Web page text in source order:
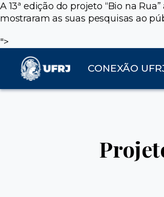
A 13ª edição do projeto “Bio na
mostraram as suas pesquisas ao
">
CONEXÃO